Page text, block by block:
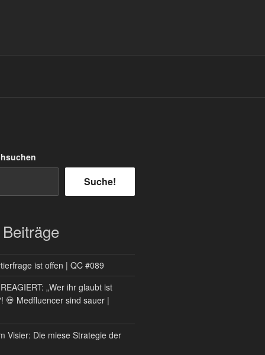
Suche!
ist offen | QC #089
„Wer ihr glaubt ist
💀 Medfluencer sind sauer |
Visier: Die miese Strategie der